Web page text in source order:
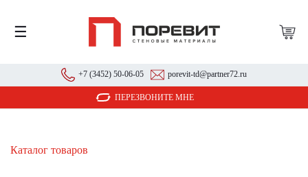
☰
+7 (3452) 50-06-05 porevit-td@partner72.ru
ПЕРЕЗВОНИТЕ МНЕ
Каталог товаров